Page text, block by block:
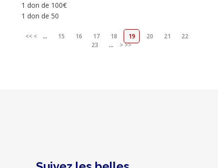
1 don de 100€
1 don de 50
<< < ... 15 16 17 18 19 20 21
22
23
... >>>